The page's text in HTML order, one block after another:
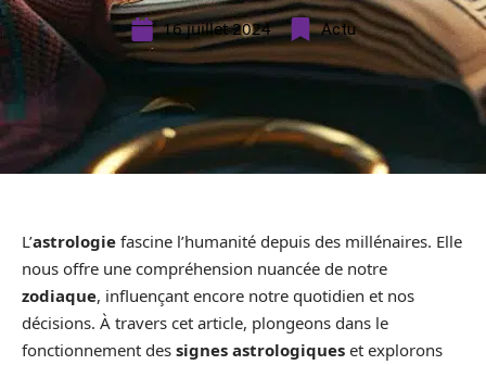
16 juillet 2024 Actu
L’astrologie fascine l’humanité depuis des millénaires. Elle
nous offre une compréhension nuancée de notre
zodiaque, influençant encore notre quotidien et nos
décisions. À travers cet article, plongeons dans le
fonctionnement des signes astrologiques et explorons